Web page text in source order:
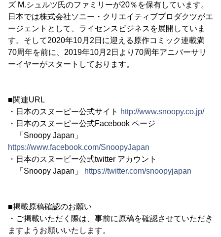
ズ M.シュルツ氏のファミリーが20％を保有しています。
日本では株式会社ソニー・クリエイティブプロダクツがエ
ージェントとして、ライセンスビジネスを展開していま
す。そして2020年10月2日に迎える原作コミック連載満
70周年を前に、2019年10月2日より70周年アニバーサリ
ーイヤーがスタートしております。
■関連URL
・日本のスヌーピー公式サイト http://www.snoopy.co.jp/
・日本のスヌーピー公式Facebook ページ
「Snoopy Japan」
https://www.facebook.com/SnoopyJapan
・日本のスヌーピー公式twitter アカウント
「Snoopy Japan」
https://twitter.com/snoopyjapan
■掲載原稿確認のお願い
・ご掲載いただく際は、事前に原稿を確認させていただき
ますようお願いいたします。